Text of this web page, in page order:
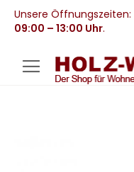
Unsere Öffnungszeiten:
09:00 – 13:00 Uhr.